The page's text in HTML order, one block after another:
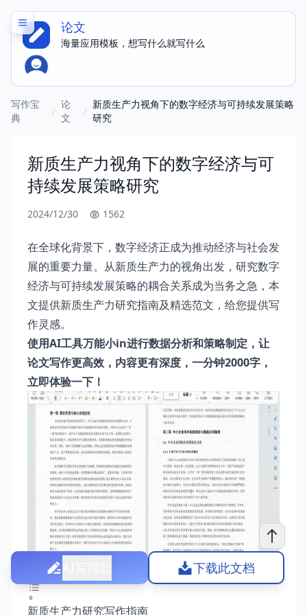
论文
海量应用模板，想写什么就写什么
写作宝
典
/
论
文
/
新质生产力视角下的数字经济与可持续发展策略
研究
新质生产力视角下的数字经济与可
持续发展策略研究
2024/12/30 1562
在全球化背景下，数字经济正成为推动经济与社会发
展的重要力量。从新质生产力的视角出发，研究数字
经济与可持续发展策略的耦合关系成为当务之急，本
文提供新质生产力研究指南及精选范文，给您提供写
作灵感。
使用AI工具万能小in进行数据分析和策略制定，让
论文写作更高效，内容更有深度，一分钟2000字，
立即体验一下！
新质生产力研究写作指南
下载此文档